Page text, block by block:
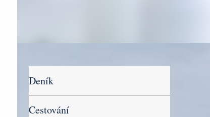
Deník
Cestování